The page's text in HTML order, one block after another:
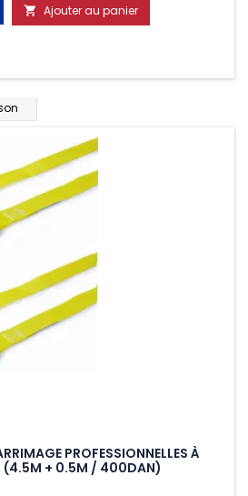
variations de températures,
 Ajouter au panier
PROFESSIONNELLES À
(4.5M + 0.5M / 400DAN)